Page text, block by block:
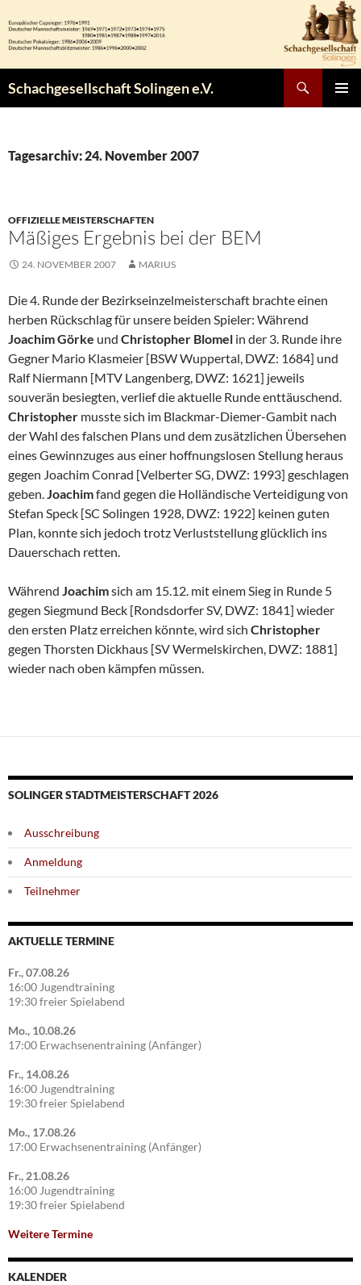
Inhalt
springen
Schachgesellschaft Solingen e.V.
Tagesarchiv: 24. November 2007
OFFIZIELLE MEISTERSCHAFTEN
Mäßiges Ergebnis bei der BEM
24. NOVEMBER 2007 MARIUS
Die 4. Runde der Bezirkseinzelmeisterschaft brachte einen
herben Rückschlag für unsere beiden Spieler: Während
Joachim Görke und Christopher Blomel in der 3. Runde ihre
Gegner Mario Klasmeier [BSW Wuppertal, DWZ: 1684] und
Ralf Niermann [MTV Langenberg, DWZ: 1621] jeweils
souverän besiegten, verlief die aktuelle Runde enttäuschend.
Christopher musste sich im Blackmar-Diemer-Gambit nach
der Wahl des falschen Plans und dem zusätzlichen Übersehen
eines Gewinnzuges aus einer hoffnungslosen Stellung heraus
gegen Joachim Conrad [Velberter SG, DWZ: 1993] geschlagen
geben.Joachimfand gegen die Holländische Verteidigung von
Stefan Speck [SC Solingen 1928, DWZ: 1922] keinen guten
Plan, konnte sich jedoch trotz Verluststellung glücklich ins
Dauerschach retten.
Während Joachimsich am 15.12. mit einem Sieg in Runde 5
gegen Siegmund Beck [Rondsdorfer SV, DWZ: 1841] wieder
den ersten Platz erreichen könnte, wird sich Christopher
gegen Thorsten Dickhaus [SV Wermelskirchen, DWZ: 1881]
wieder nach oben kämpfen müssen.
SOLINGER STADTMEISTERSCHAFT 2026
Ausschreibung
Anmeldung
Teilnehmer
AKTUELLE TERMINE
Fr., 07.08.26
16:00 Jugendtraining
19:30 freier Spielabend
Mo., 10.08.26
17:00 Erwachsenentraining (Anfänger)
Fr., 14.08.26
16:00 Jugendtraining
19:30 freier Spielabend
Mo., 17.08.26
17:00 Erwachsenentraining (Anfänger)
Fr., 21.08.26
16:00 Jugendtraining
19:30 freier Spielabend
Weitere Termine
KALENDER